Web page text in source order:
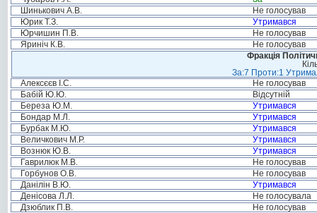
Шинькович А.В.
Не голосував
Юрик Т.З.
Утримався
Юрчишин П.В.
Не голосував
Яриніч К.В.
Не голосував
Фракція
За:7 Проти:1
Алексєєв І.С.
Не голосував
Бабій Ю.Ю.
Відсутній
Береза Ю.М.
Утримався
Бондар М.Л.
Утримався
Бурбак М.Ю.
Утримався
Величкович М.Р.
Утримався
Вознюк Ю.В.
Утримався
Гаврилюк М.В.
Не голосував
Горбунов О.В.
Не голосував
Данілін В.Ю.
Утримався
Денісова Л.Л.
Не голосувала
Дзюблик П.В.
Не голосував